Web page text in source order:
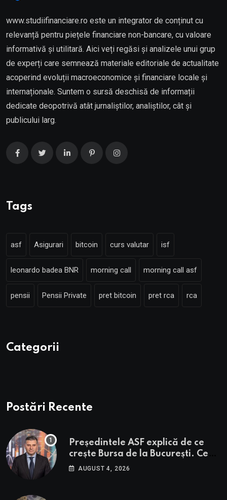
www.studiifinanciare.ro este un integrator de conținut cu
relevanță pentru piețele financiare non-bancare, cu valoare
informativă și utilitară. Aici veți regăsi și analizele unui grup
de experți care semnează materiale editoriale de actualitate
acoperind evoluții macroeconomice și financiare locale și
internaționale. Suntem o sursă deschisă de informații
dedicate deopotrivă atât jurnaliștilor, analiștilor, cât și
publicului larg.
Tags
asf Asigurari bitcoin curs valutar isf
leonardo badea BNR morning call morning call asf
pensii Pensii Private pret bitcoin pret rca rca
Categorii
Postări Recente
Președintele ASF explică de ce
crește Bursa de la București. Ce
urmează pentru BVB potrivit lui
AUGUST 4, 2026